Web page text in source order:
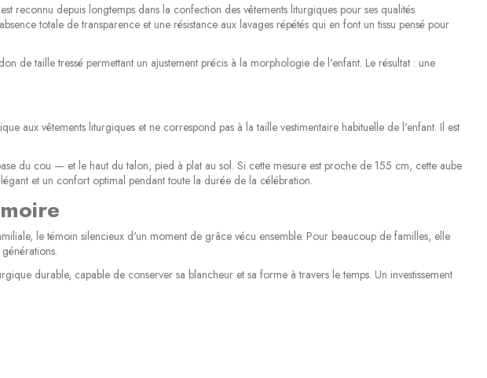
reconnu depuis longtemps dans la confection des vêtements liturgiques pour ses qualités
totale de transparence et une résistance aux lavages répétés qui en font un tissu pensé pour
de taille tressé permettant un ajustement précis à la morphologie de l'enfant. Le résultat : une
aux vêtements liturgiques et ne correspond pas à la taille vestimentaire habituelle de l'enfant. Il est
du cou — et le haut du talon, pied à plat au sol. Si cette mesure est proche de 155 cm, cette aube
et un confort optimal pendant toute la durée de la célébration.
le témoin silencieux d'un moment de grâce vécu ensemble. Pour beaucoup de familles, elle
durable, capable de conserver sa blancheur et sa forme à travers le temps. Un investissement